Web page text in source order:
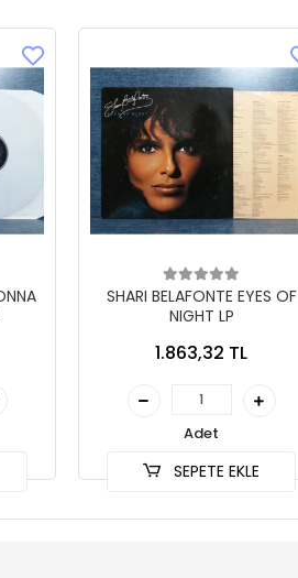
SHARI BELAFONTE EYES OF
NIGHT LP
1.863,32 TL
Adet
SEPETE EKLE